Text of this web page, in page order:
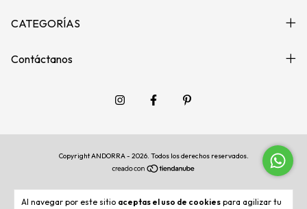
Al navegar por este sitio aceptas el uso de cookies para agilizar tu
CATEGORÍAS
Contáctanos
Copyright ANDORRA - 2026. Todos los derechos reservados.